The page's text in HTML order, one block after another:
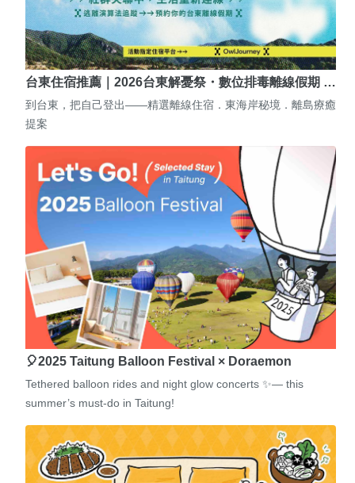
台東住宿推薦｜2026台東解憂祭・數位排毒離線假期 …
到台東，把自己登出——精選離線住宿．東海岸秘境．離島療癒
提案
🎈2025 Taitung Balloon Festival × Doraemon
Tethered balloon rides and night glow concerts ✨— this
summer’s must-do in Taitung!